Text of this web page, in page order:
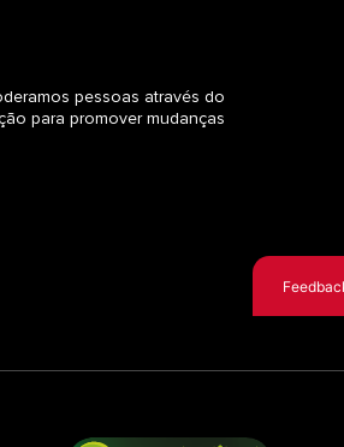
pessoas através do
para promover mudanças